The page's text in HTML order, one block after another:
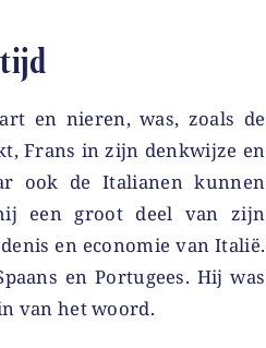
en nieren, was, zoals de
Frans in zijn denkwijze en
ook de Italianen kunnen
een groot deel van zijn
en economie van Italië.
en Portugees. Hij was
van het woord.